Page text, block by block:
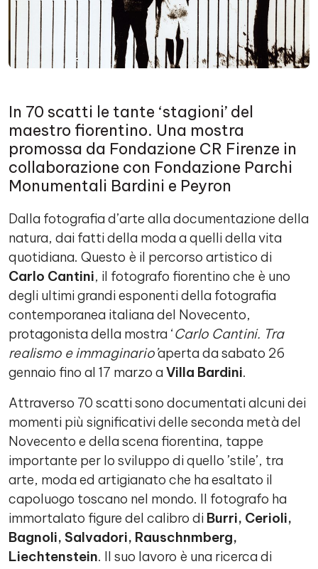
In 70 scatti le tante ‘stagioni’ del
maestro fiorentino. Una mostra
promossa da Fondazione CR Firenze in
collaborazione con Fondazione Parchi
Monumentali Bardini e Peyron
Dalla fotografia d’arte alla documentazione della
natura, dai fatti della moda a quelli della vita
quotidiana. Questo è il percorso artistico di
Carlo Cantini, il fotografo fiorentino che è uno
degli ultimi grandi esponenti della fotografia
contemporanea italiana del Novecento,
protagonista della mostra ‘Carlo Cantini. Tra
realismo e immaginario’aperta da sabato 26
gennaio fino al 17 marzo a Villa Bardini.
Attraverso 70 scatti sono documentati alcuni dei
momenti più significativi delle seconda metà del
Novecento e della scena fiorentina, tappe
importante per lo sviluppo di quello ’stile’, tra
arte, moda ed artigianato che ha esaltato il
capoluogo toscano nel mondo. Il fotografo ha
immortalato figure del calibro di Burri, Cerioli,
Bagnoli, Salvadori, Rauschnmberg,
Liechtenstein. Il suo lavoro è una ricerca di